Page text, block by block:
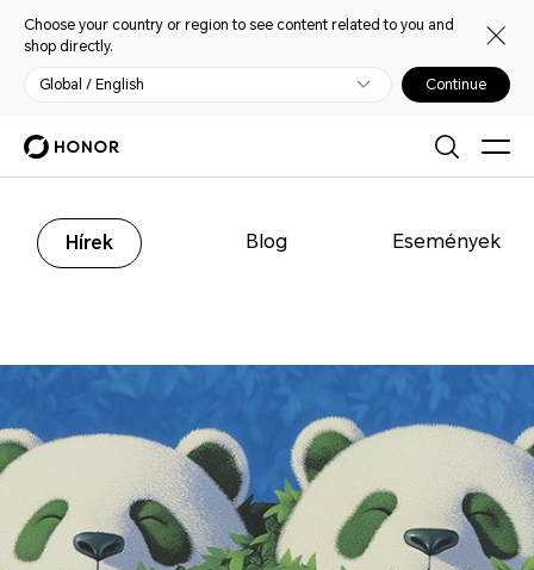
Choose your country or region to see content related to you and
shop directly.
Global / English Continue
Hírek Blog Események